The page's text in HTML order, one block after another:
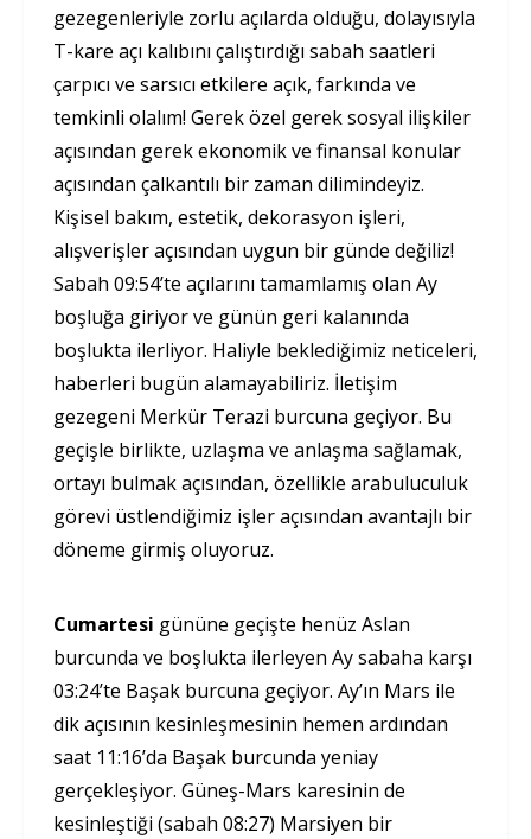
gezegenleriyle zorlu açılarda olduğu, dolayısıyla
T-kare açı kalıbını çalıştırdığı sabah saatleri
çarpıcı ve sarsıcı etkilere açık, farkında ve
temkinli olalım! Gerek özel gerek sosyal ilişkiler
açısından gerek ekonomik ve finansal konular
açısından çalkantılı bir zaman dilimindeyiz.
Kişisel bakım, estetik, dekorasyon işleri,
alışverişler açısından uygun bir günde değiliz!
Sabah 09:54’te açılarını tamamlamış olan Ay
boşluğa giriyor ve günün geri kalanında
boşlukta ilerliyor. Haliyle beklediğimiz neticeleri,
haberleri bugün alamayabiliriz. İletişim
gezegeni Merkür Terazi burcuna geçiyor. Bu
geçişle birlikte, uzlaşma ve anlaşma sağlamak,
ortayı bulmak açısından, özellikle arabuluculuk
görevi üstlendiğimiz işler açısından avantajlı bir
döneme girmiş oluyoruz.
Cumartesi gününe geçişte henüz Aslan
burcunda ve boşlukta ilerleyen Ay sabaha karşı
03:24’te Başak burcuna geçiyor. Ay’ın Mars ile
dik açısının kesinleşmesinin hemen ardından
saat 11:16’da Başak burcunda yeniay
gerçekleşiyor. Güneş-Mars karesinin de
kesinleştiği (sabah 08:27) Marsiyen bir